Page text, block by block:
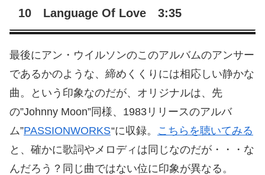
10 Language Of Love 3:35
最後にアン・ウイルソンのこのアルバムのアンサー
であるかのような、締めくくりには相応しい静かな
曲。という印象なのだが、オリジナルは、先
の”Johnny Moon”同様、1983リリースのアルバ
ム”PASSIONWORKS“に収録。 こちらを聴いてみる
と、確かに歌詞やメロディは同じなのだが・・・な
んだろう？同じ曲ではない位に印象が異なる。